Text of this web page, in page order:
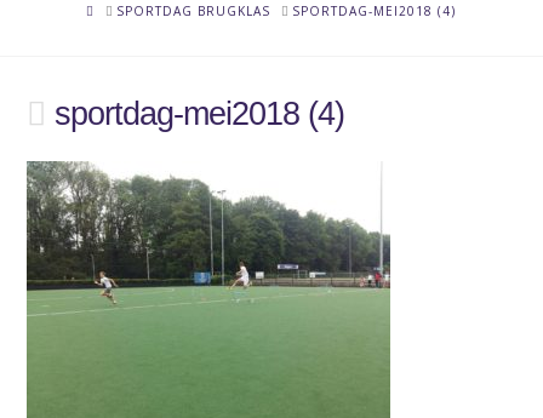
HOMESPORTDAG BRUGKLAS SPORTDAG-MEI2018 (4)
sportdag-mei2018 (4)